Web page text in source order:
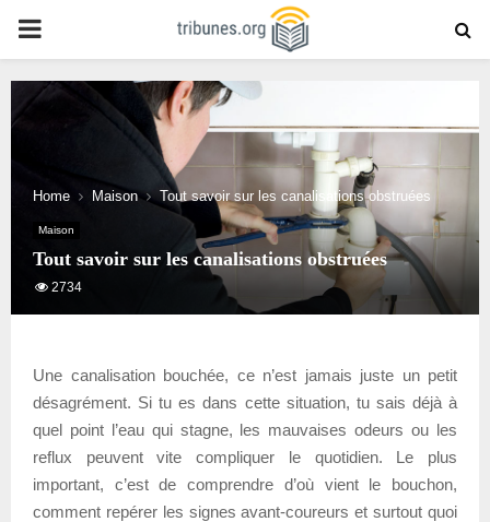
PRIMARY
MENU
Home Maison Tout savoir sur les canalisations obstruées
Maison
Tout savoir sur les canalisations obstruées
2734
Une canalisation bouchée, ce n’est jamais juste un petit
désagrément. Si tu es dans cette situation, tu sais déjà à
quel point l’eau qui stagne, les mauvaises odeurs ou les
reflux peuvent vite compliquer le quotidien. Le plus
important, c’est de comprendre d’où vient le bouchon,
comment repérer les signes avant-coureurs et surtout quoi